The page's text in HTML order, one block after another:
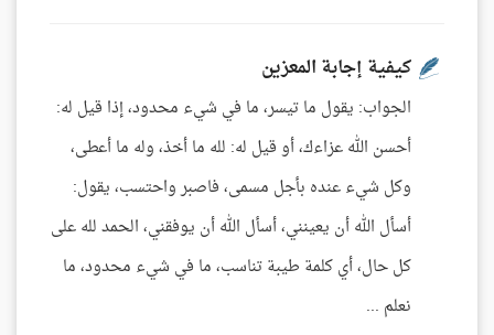
كيفية إجابة المعزين
الجواب: يقول ما تيسر، ما في شيء محدود، إذا قيل له:
أحسن الله عزاءك، أو قيل له: لله ما أخذ، وله ما أعطى،
وكل شيء عنده بأجل مسمى، فاصبر واحتسب، يقول:
أسأل الله أن يعينني، أسأل الله أن يوفقني، الحمد لله على
كل حال، أي كلمة طيبة تناسب، ما في شيء محدود، ما
نعلم ...